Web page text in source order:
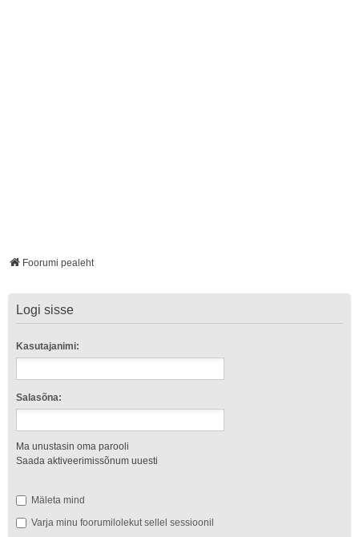
Foorumi pealeht
Logi sisse
Kasutajanimi:
Salasõna:
Ma unustasin oma parooli
Saada aktiveerimissõnum uuesti
Mäleta mind
Varja minu foorumilolekut sellel sessioonil